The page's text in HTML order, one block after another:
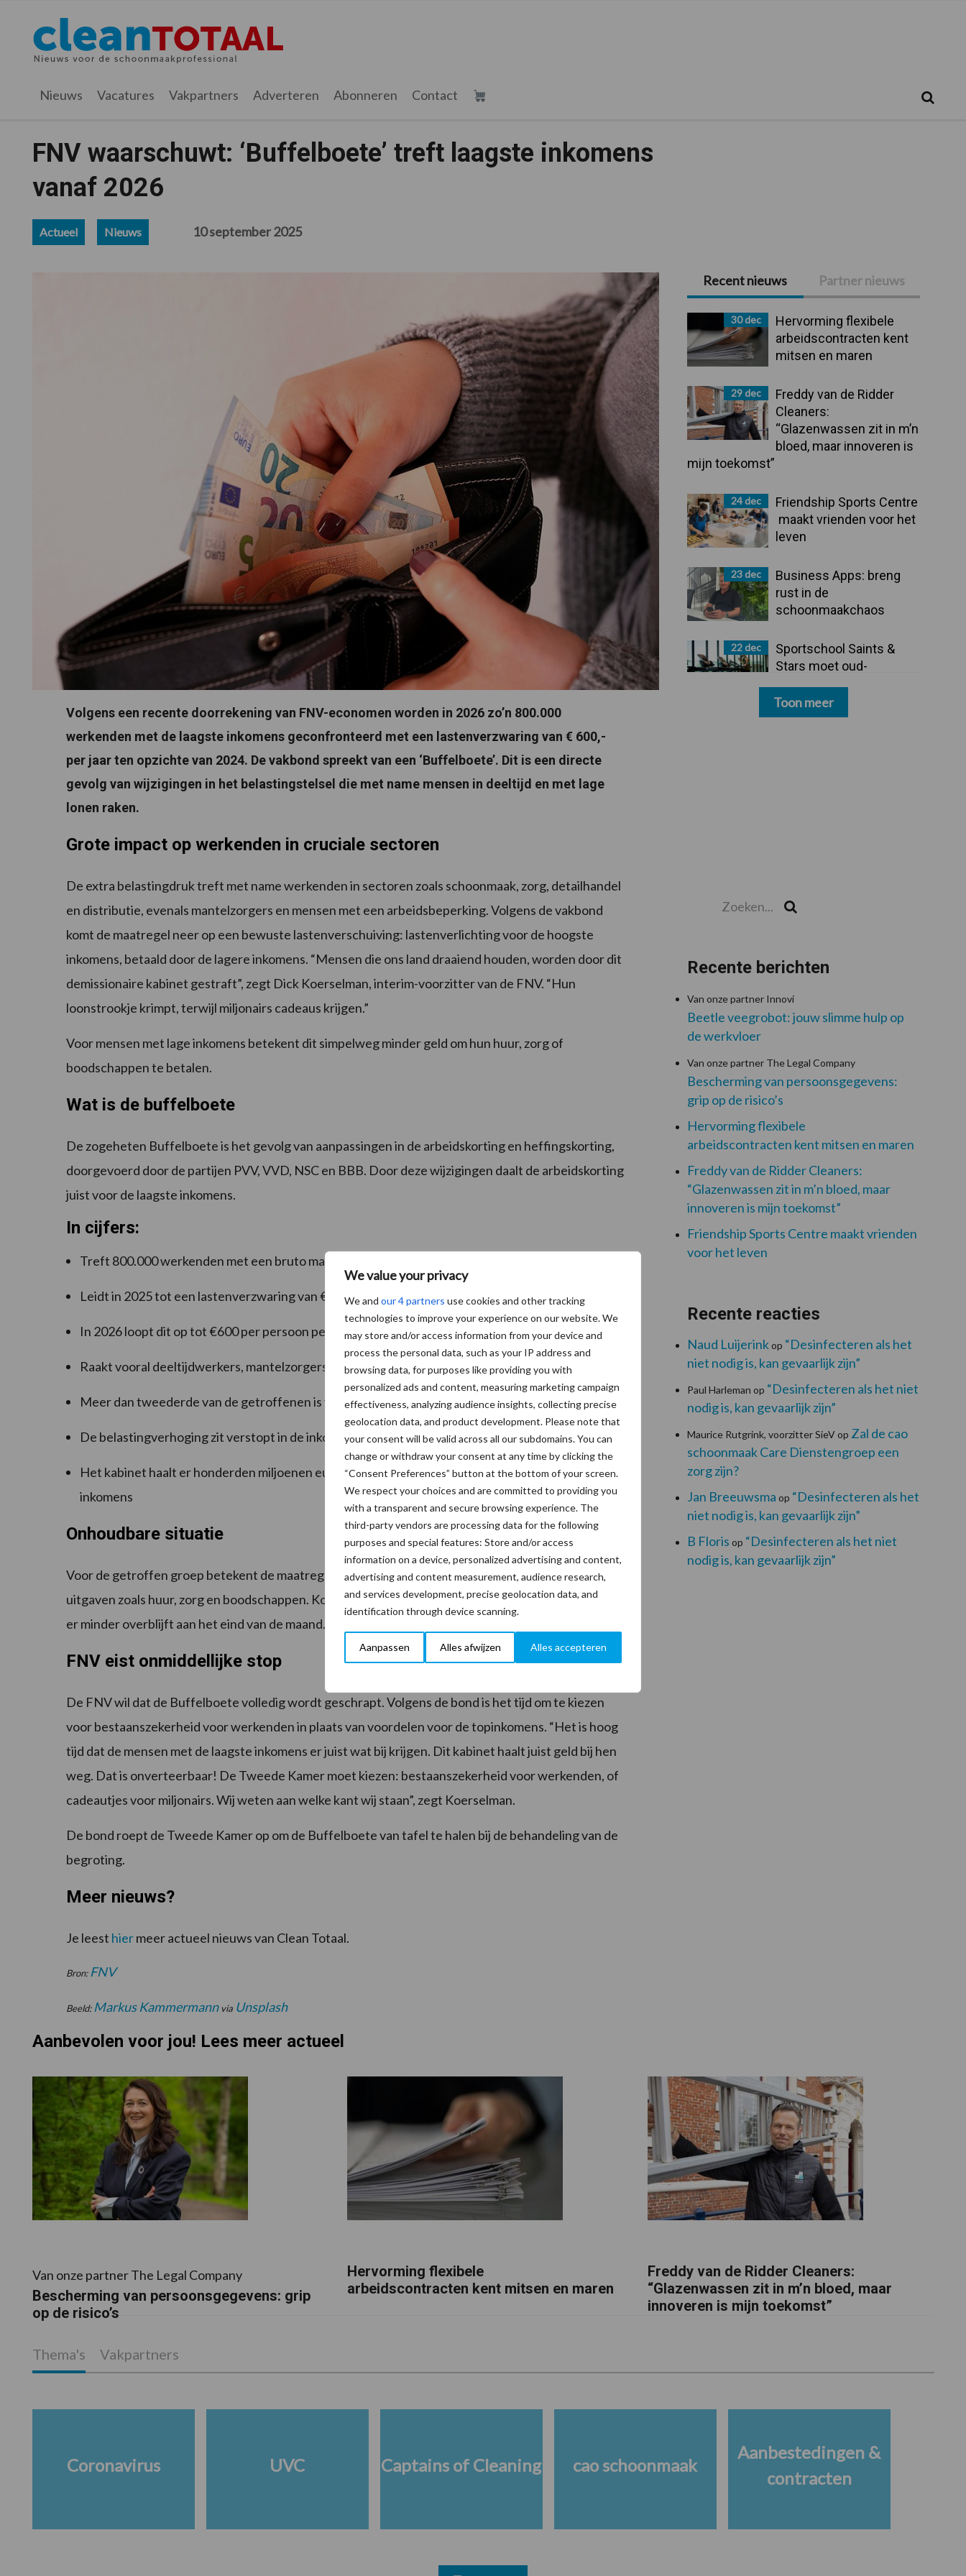
We value your privacy
We and our 4 partners use cookies and other tracking
technologies to improve your experience on our website. We
may store and/or access information from your device and
process the personal data, such as your IP address and
browsing data, for purposes like providing you with
personalized ads and content, measuring marketing campaign
effectiveness, analyzing audience insights, collecting precise
geolocation data, and product development. Please note that
your consent will be valid across all our subdomains. You can
change or withdraw your consent at any time by clicking the
“Consent Preferences” button at the bottom of your screen.
We respect your choices and are committed to providing you
with a transparent and secure browsing experience. The
third-party vendors are processing data for the following
purposes and special features: Store and/or access
information on a device, personalized advertising and content,
advertising and content measurement, audience research,
and services development, precise geolocation data, and
identification through device scanning.
Aanpassen Alles afwijzen Alles accepteren
hoofdnavigatie
hoofd
inhoud
eerste
sidebar
voettekst
Cleantotaal.nl
Het
laatste
voor
professionele
Nieuws Vacatures Vakpartners Adverteren Abonneren Contact
FNV waarschuwt: ‘Buffelboete’ treft laagste inkomens
vanaf 2026
Actueel Nieuws 10 september 2025
Volgens een recente doorrekening van FNV-economen worden in 2026 zo’n 800.000
werkenden met de laagste inkomens geconfronteerd met een lastenverzwaring van € 600,-
per jaar ten opzichte van 2024. De vakbond spreekt van een ‘Buffelboete’. Dit is een directe
gevolg van wijzigingen in het belastingstelsel die met name mensen in deeltijd en met lage
lonen raken.
Grote impact op werkenden in cruciale sectoren
De extra belastingdruk treft met name werkenden in sectoren zoals schoonmaak, zorg, detailhandel
en distributie, evenals mantelzorgers en mensen met een arbeidsbeperking. Volgens de vakbond
komt de maatregel neer op een bewuste lastenverschuiving: lastenverlichting voor de hoogste
inkomens, betaald door de lagere inkomens. “Mensen die ons land draaiend houden, worden door dit
demissionaire kabinet gestraft”, zegt Dick Koerselman, interim-voorzitter van de FNV. “Hun
loonstrookje krimpt, terwijl miljonairs cadeaus krijgen.”
Voor mensen met lage inkomens betekent dit simpelweg minder geld om hun huur, zorg of
boodschappen te betalen.
Wat is de buffelboete
De zogeheten Buffelboete is het gevolg van aanpassingen in de arbeidskorting en heffingskorting,
doorgevoerd door de partijen PVV, VVD, NSC en BBB. Door deze wijzigingen daalt de arbeidskorting
juist voor de laagste inkomens.
In cijfers:
Treft 800.000 werkenden met een bruto maandinkomen tussen €900 en €2000
Leidt in 2025 tot een lastenverzwaring van €400 per persoon per jaar
In 2026 loopt dit op tot €600 per persoon per jaar
Raakt vooral deeltijdwerkers, mantelzorgers en mensen met een arbeidsbeperking
Meer dan tweederde van de getroffenen is vrouw
De belastingverhoging zit verstopt in de inkomstenbelastingplannen voor 2026
Het kabinet haalt er honderden miljoenen euro’s mee op, bestemd voor kortingen aan hogere
inkomens
Onhoudbare situatie
Voor de getroffen groep betekent de maatregel eenvoudigweg minder geld voor essentiële
uitgaven zoals huur, zorg en boodschappen. Koerselman benadrukt dat deze groep nu al merkt dat
er minder overblijft aan het eind van de maand.
FNV eist onmiddellijke stop
De FNV wil dat de Buffelboete volledig wordt geschrapt. Volgens de bond is het tijd om te kiezen
voor bestaanszekerheid voor werkenden in plaats van voordelen voor de topinkomens. “Het is hoog
tijd dat de mensen met de laagste inkomens er juist wat bij krijgen. Dit kabinet haalt juist geld bij hen
weg. Dat is onverteerbaar! De Tweede Kamer moet kiezen: bestaanszekerheid voor werkenden, of
cadeautjes voor miljonairs. Wij weten aan welke kant wij staan”, zegt Koerselman.
De bond roept de Tweede Kamer op om de Buffelboete van tafel te halen bij de behandeling van de
begroting.
Meer nieuws?
Je leest hiermeer actueel nieuws van Clean Totaal.
Bron: FNV
Beeld: Markus Kammermannvia Unsplash
Primaire
Sidebar
Recent nieuws Partner nieuws
30 dec
Hervorming flexibele
arbeidscontracten kent
mitsen en maren
29 dec
Freddy van de Ridder
Cleaners:
“Glazenwassen zit in m’n
bloed, maar innoveren is
mijn toekomst”
24 dec
Friendship Sports Centre
maakt vrienden voor het
leven
23 dec
Business Apps: breng
rust in de
schoonmaakchaos
22 dec
Sportschool Saints &
Stars moet oud-
betalen
Toon meer
Recente berichten
Van onze partner Innovi
Beetle veegrobot: jouw slimme hulp op
de werkvloer
Van onze partner The Legal Company
Bescherming van persoonsgegevens:
grip op de risico’s
Hervorming flexibele
arbeidscontracten kent mitsen en maren
Freddy van de Ridder Cleaners:
“Glazenwassen zit in m’n bloed, maar
innoveren is mijn toekomst”
Friendship Sports Centre maakt vrienden
voor het leven
Recente reacties
Naud Luijerinkop “Desinfecteren als het
niet nodig is, kan gevaarlijk zijn”
Paul Harleman op “Desinfecteren als het niet
nodig is, kan gevaarlijk zijn”
Maurice Rutgrink, voorzitter SieVop Zal de cao
schoonmaak Care Dienstengroep een
zorg zijn?
Jan Breeuwsma op “Desinfecteren als het
niet nodig is, kan gevaarlijk zijn”
B Floris op “Desinfecteren als het niet
nodig is, kan gevaarlijk zijn”
Aanbevolen voor jou! Lees meer actueel
Van onze partner The Legal Company
Bescherming van persoonsgegevens: grip
op de risico’s
Hervorming flexibele
arbeidscontracten kent mitsen en maren
Freddy van de Ridder Cleaners:
“Glazenwassen zit in m’n bloed, maar
innoveren is mijn toekomst”
Thema's Vakpartners
Coronavirus UVC Captains of Cleaning cao schoonmaak
Aanbestedingen &
contracten